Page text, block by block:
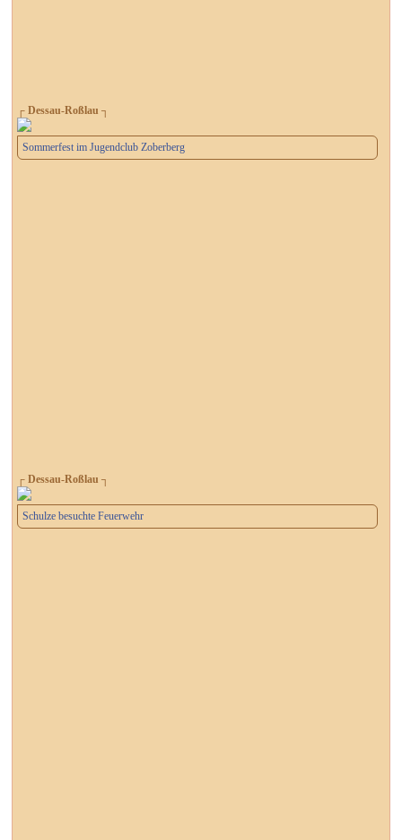
┌ Dessau-Roßlau ┐
Sommerfest im Jugendclub Zoberberg
┌ Dessau-Roßlau ┐
Schulze besuchte Feuerwehr